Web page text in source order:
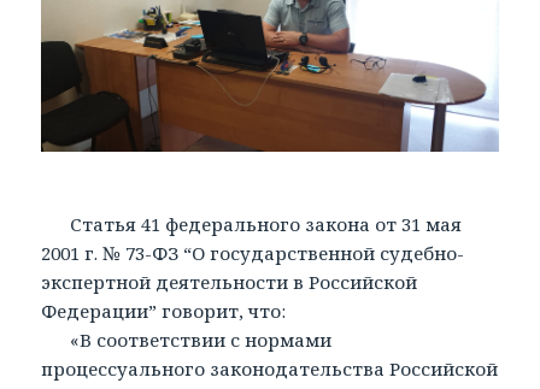
Статья 41 федерального закона от 31 мая
2001 г. № 73-ФЗ “О государственной судебно-
экспертной деятельности в Российской
Федерации” говорит, что:
«В соответствии с нормами
процессуального законодательства Российской